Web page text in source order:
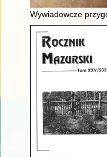
Wywiadowcze